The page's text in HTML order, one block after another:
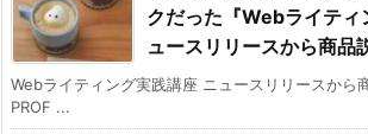
クだった『Webライティ
ュースリリースから商品
Webライティング実践講座 ニュースリリースから
PROF ...